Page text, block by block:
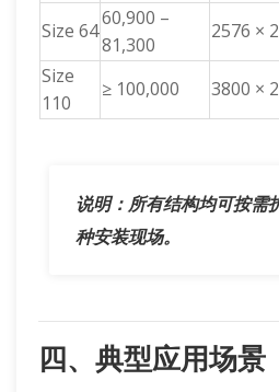
Size 64
60,900 –
81,300
2576 ×
Size
110
≥ 100,000 3800 ×
说明：所有结构均可按需
种安装现场。
四、典型应用场景